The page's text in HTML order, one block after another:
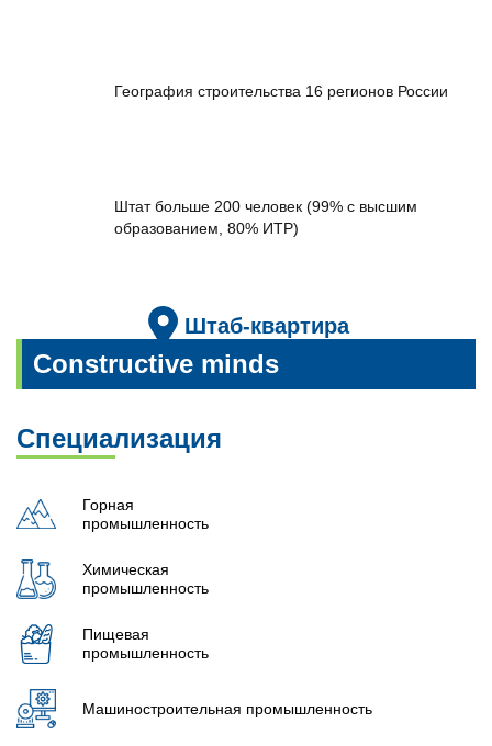
География строительства 16 регионов России
Штат больше 200 человек (99% с высшим
образованием, 80% ИТР)
Штаб-квартира
Constructive minds
Специализация
Горная
промышленность
Химическая
промышленность
Пищевая
промышленность
Машиностроительная промышленность